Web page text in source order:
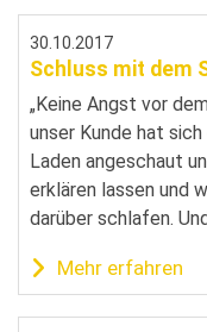
30.10.2017
Schluss mit dem
„Keine Angst vor
unser Kunde hat
Laden angeschaut
erklären lassen und
darüber schlafen.
Mehr erfahren